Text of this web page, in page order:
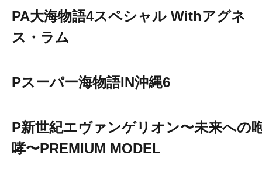
PA大海物語4スペシャル Withアグネ
ス・ラム
Pスーパー海物語IN沖縄6
P新世紀エヴァンゲリオン〜未来への
哮〜PREMIUM MODEL